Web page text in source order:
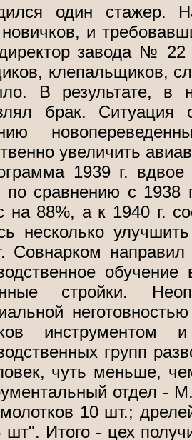
один стажер.
и
завода № 22
клепальщиков,
В результате, в
брак. Ситуация
увеличить
1939 г.
по сравнению с 1938
на 88%, а к 1940 г.
несколько
Совнарком
стройки.
инструментом и
групп
чуть меньше,
отдел -
10 шт.;
шт". Итого - цех